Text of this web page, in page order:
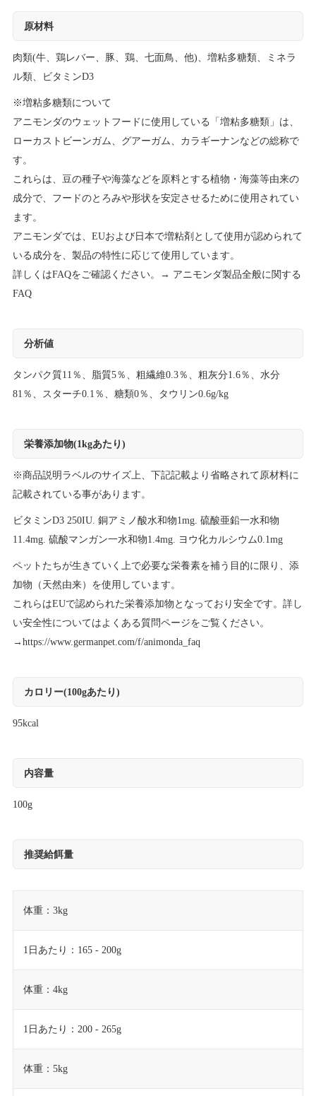
原材料
肉類(牛、鶏レバー、豚、鶏、七面鳥、他)、増粘多糖類、ミネラ
ル類、ビタミンD3
※増粘多糖類について
アニモンダのウェットフードに使用している「増粘多糖類」は、
ローカストビーンガム、グアーガム、カラギーナンなどの総称で
す。
これらは、豆の種子や海藻などを原料とする植物・海藻等由来の
成分で、フードのとろみや形状を安定させるために使用されてい
ます。
アニモンダでは、EUおよび日本で増粘剤として使用が認められて
いる成分を、製品の特性に応じて使用しています。
詳しくはFAQをご確認ください。→ アニモンダ製品全般に関する
FAQ
分析値
タンパク質11％、脂質5％、粗繊維0.3％、粗灰分1.6％、水分
81％、スターチ0.1％、糖類0％、タウリン0.6g/kg
栄養添加物(1kgあたり)
※商品説明ラベルのサイズ上、下記記載より省略されて原材料に
記載されている事があります。
ビタミンD3 250IU. 銅アミノ酸水和物1mg. 硫酸亜鉛一水和物
11.4mg. 硫酸マンガン一水和物1.4mg. ヨウ化カルシウム0.1mg
ペットたちが生きていく上で必要な栄養素を補う目的に限り、添
加物（天然由来）を使用しています。
これらはEUで認められた栄養添加物となっており安全です。詳し
い安全性についてはよくある質問ページをご覧ください。
→ https://www.germanpet.com/f/animonda_faq
カロリー(100gあたり)
95kcal
内容量
100g
推奨給餌量
体重：3kg
1日あたり：165 - 200g
体重：4kg
1日あたり：200 - 265g
体重：5kg